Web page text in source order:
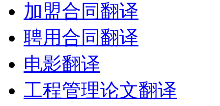
加盟合同翻译
聘用合同翻译
电影翻译
工程管理论文翻译